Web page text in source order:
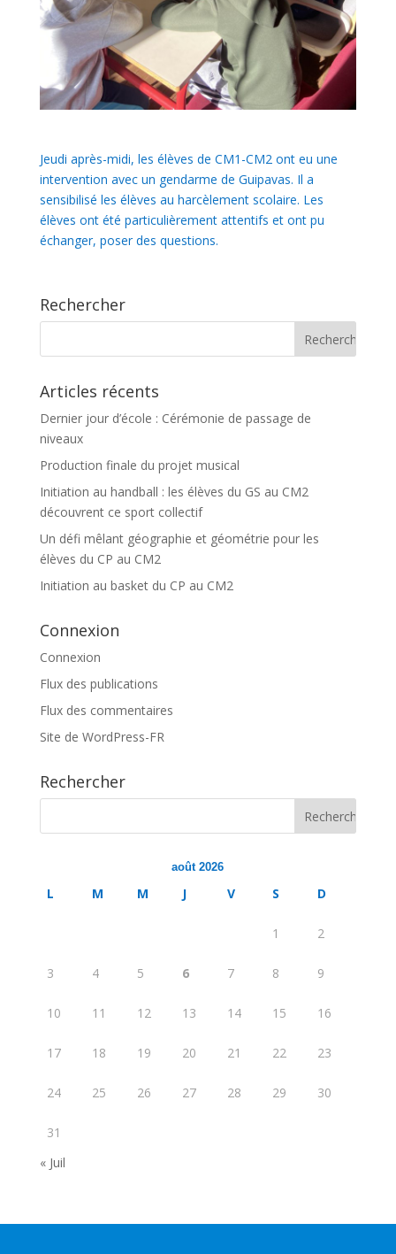
Jeudi après-midi, les élèves de CM1-CM2 ont eu une
intervention avec un gendarme de Guipavas. Il a
sensibilisé les élèves au harcèlement scolaire. Les
élèves ont été particulièrement attentifs et ont pu
échanger, poser des questions.
Rechercher
Articles récents
Dernier jour d’école : Cérémonie de passage de
niveaux
Production finale du projet musical
Initiation au handball : les élèves du GS au CM2
découvrent ce sport collectif
Un défi mêlant géographie et géométrie pour les
élèves du CP au CM2
Initiation au basket du CP au CM2
Connexion
Connexion
Flux des publications
Flux des commentaires
Site de WordPress-FR
Rechercher
août 2026
L M M J V S D
1 2
3 4 5 6 7 8 9
10 11 12 13 14 15 16
17 18 19 20 21 22 23
24 25 26 27 28 29 30
31
« Juil